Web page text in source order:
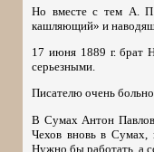
Но вместе с тем А. П.
кашляющий» и
17 июня 1889 г. брат
серьезными.
Писателю очень
В Сумах Антон
Чехов вновь в Сумах,
Нужно бы работать, а